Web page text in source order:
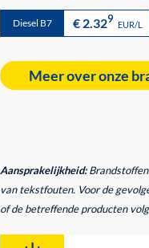
Diesel B7 € 2.329 EUR/L
Meer over onze
Aansprakelijkheid:Brandstoffen
van tekstfouten. Voor de
of de betreffende producten